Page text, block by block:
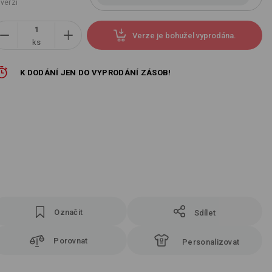
ks
Verze je bohužel vyprodána.
K DODÁNÍ JEN DO VYPRODÁNÍ ZÁSOB!
Označit Sdílet
Porovnat Personalizovat